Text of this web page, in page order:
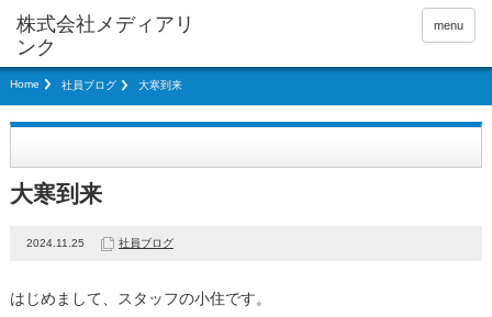
menu
Home 社員ブログ 大寒到来
大寒到来
2024.11.25 社員ブログ
はじめまして、スタッフの小住です。